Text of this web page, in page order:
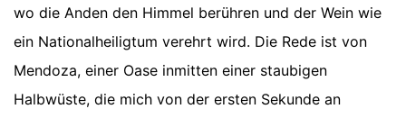
wo die Anden den Himmel berühren und der Wein wie
ein Nationalheiligtum verehrt wird. Die Rede ist von
Mendoza, einer Oase inmitten einer staubigen
Halbwüste, die mich von der ersten Sekunde an